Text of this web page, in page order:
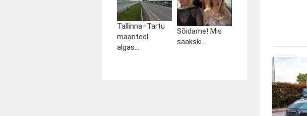
Tallinna–Tartu
maanteel
algas...
Sõidame! Mis
saakski...